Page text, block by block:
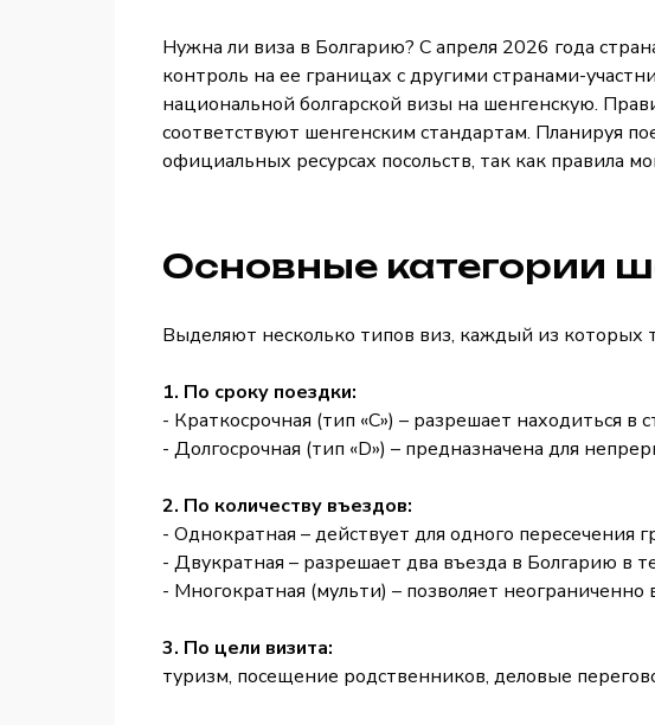
Нужна ли виза в Болгарию? С апреля 2026 года
контроль на ее границах с другими странами-
национальной болгарской визы на шенгенскую.
соответствуют шенгенским стандартам. Планируя
официальных ресурсах посольств, так как правила
Основные категории
Выделяют несколько типов виз, каждый из которых
1. По сроку поездки:
- Краткосрочная (тип «C») – разрешает находиться
- Долгосрочная (тип «D») – предназначена для
2. По количеству въездов:
- Однократная – действует для одного пересечения
- Двукратная – разрешает два въезда в Болгарию в
- Многократная (мульти) – позволяет
3. По цели визита:
туризм, посещение родственников, деловые